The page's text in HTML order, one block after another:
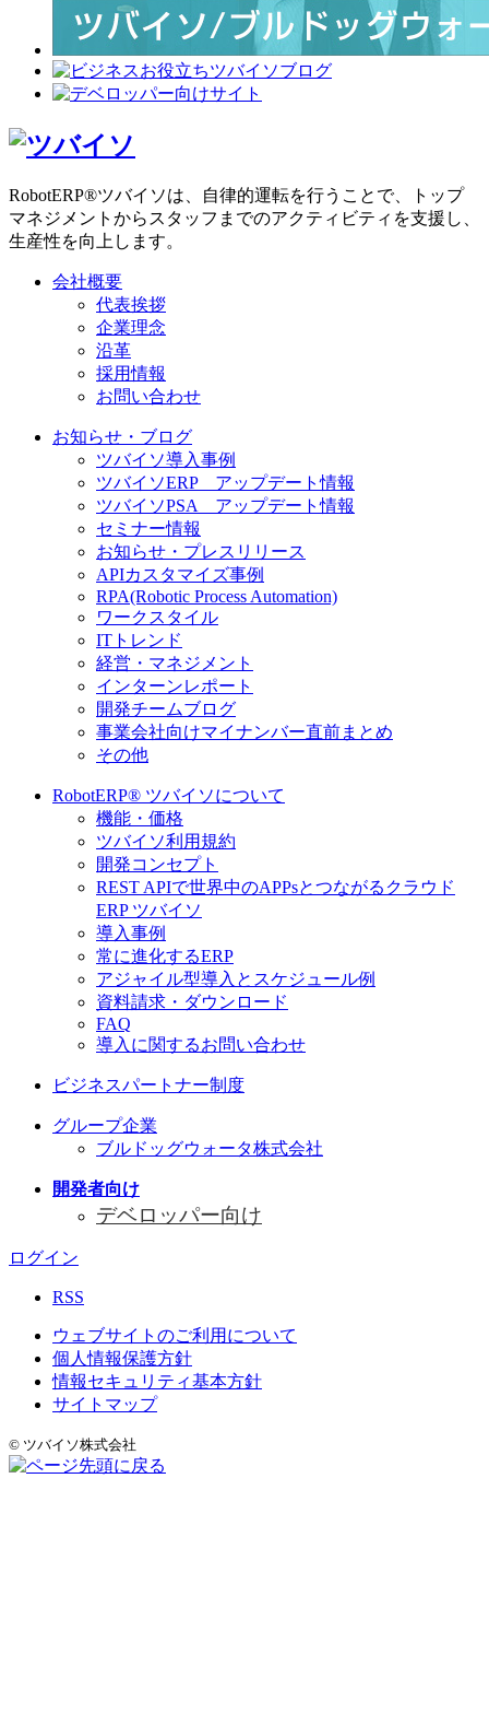
RobotERP®ツバイソは、自律的運転を行うことで、トップ
マネジメントからスタッフまでのアクティビティを支援し、
生産性を向上します。
会社概要
代表挨拶
企業理念
沿革
採用情報
お問い合わせ
お知らせ・ブログ
ツバイソ導入事例
ツバイソERP アップデート情報
ツバイソPSA アップデート情報
セミナー情報
お知らせ・プレスリリース
APIカスタマイズ事例
RPA(Robotic Process Automation)
ワークスタイル
ITトレンド
経営・マネジメント
インターンレポート
開発チームブログ
事業会社向けマイナンバー直前まとめ
その他
RobotERP® ツバイソについて
機能・価格
ツバイソ利用規約
開発コンセプト
REST APIで世界中のAPPsとつながるクラウド
ERP ツバイソ
導入事例
常に進化するERP
アジャイル型導入とスケジュール例
資料請求・ダウンロード
FAQ
導入に関するお問い合わせ
ビジネスパートナー制度
グループ企業
ブルドッグウォータ株式会社
開発者向け
デベロッパー向け
ログイン
RSS
ウェブサイトのご利用について
個人情報保護方針
情報セキュリティ基本方針
サイトマップ
© ツバイソ株式会社